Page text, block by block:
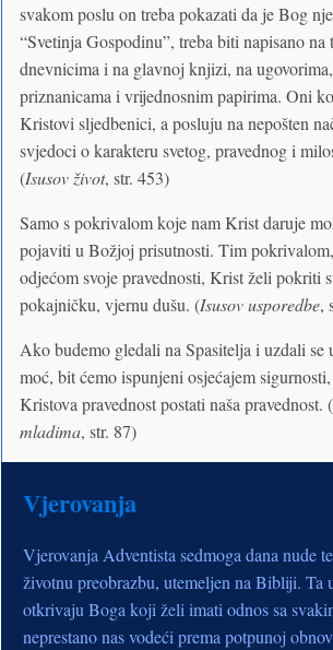
svakom poslu on treba pokazati da je Bog
“Svetinja Gospodinu”, treba biti napisano na
dnevnicima i na glavnoj knjizi, na ugovorima,
priznanicama i vrijednosnim papirima. Oni
Kristovi sljedbenici, a posluju na nepošten
svjedoci o karakteru svetog, pravednog i
(Isusov život, str. 453)
Samo s pokrivalom koje nam Krist daruje
pojaviti u Božjoj prisutnosti. Tim
odjećom svoje pravednosti, Krist želi pokriti
pokajničku, vjernu dušu. (Isusov usporedbe,
Ako budemo gledali na Spasitelja i uzdali se
moć, bit ćemo ispunjeni osjećajem
Kristova pravednost postati naša pravednost. (
mladima, str. 87)
Vjerovanja
Vjerovanja Adventista sedmoga dana nude
životnu preobrazbu, utemeljen na Bibliji. Ta
otkrivaju Boga koji želi imati odnos sa
neprestano nas vodeći prema potpunoj